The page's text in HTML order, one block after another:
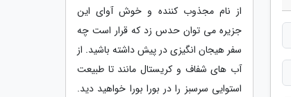
از نام مجذوب کننده و خوش آوای این
جزیره می توان حدس زد که قرار است چه
سفر هیجان انگیزی در پیش داشته باشید. از
آب های شفاف و کریستال مانند تا طبیعت
استوایی سرسبز را در بورا بورا خواهید دید.